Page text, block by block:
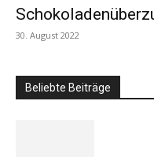
30. August 2022
Beliebte Beiträge